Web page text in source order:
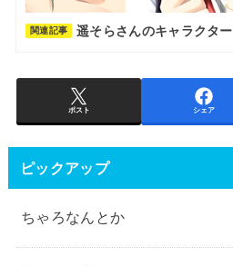
関連記事 遥そらさんのキャラクター
ポスト シェア
ピックアップ
ちゃろなんとか